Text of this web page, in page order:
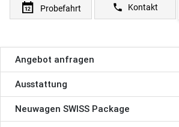
Probefahrt phone Kontakt
Angebot anfragen
Ausstattung
Neuwagen SWISS Package